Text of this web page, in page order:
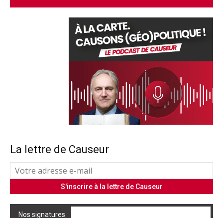
La lettre de Causeur
Nos signatures